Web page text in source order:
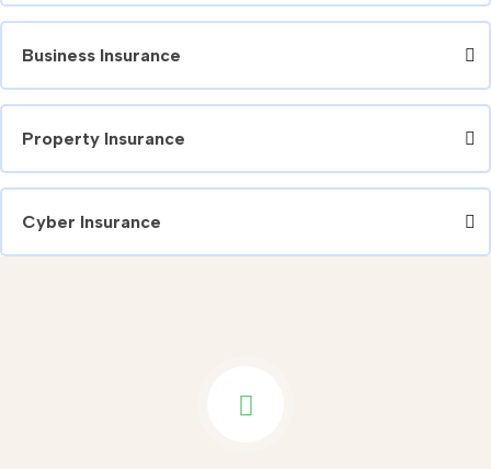
Business Insurance
Property Insurance
Cyber Insurance